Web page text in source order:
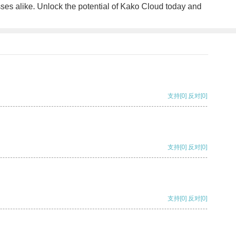
alike. Unlock the potential of Kako Cloud today and
支持[0] 反对[0]
支持[0] 反对[0]
支持[0] 反对[0]